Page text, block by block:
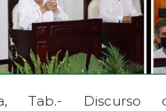
Tab.- Discurso